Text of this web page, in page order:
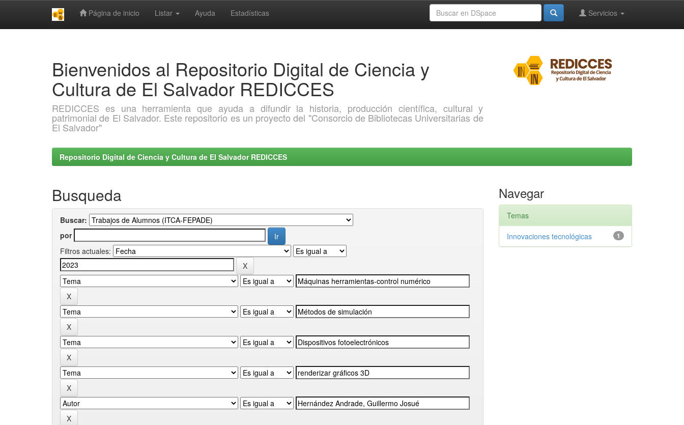
Página de inicio Listar Ayuda Estadísticas Servicios
Bienvenidos al Repositorio Digital de Ciencia y
Cultura de El Salvador REDICCES
REDICCES es una herramienta que ayuda a difundir la historia, producción científica, cultural y
patrimonial de El Salvador. Este repositorio es un proyecto del "Consorcio de Bibliotecas Universitarias de
El Salvador"
Repositorio Digital de Ciencia y Cultura de El Salvador REDICCES
Busqueda
Buscar:
por
Filtros actuales:
Navegar
Temas
1
Innovaciones tecnológicas